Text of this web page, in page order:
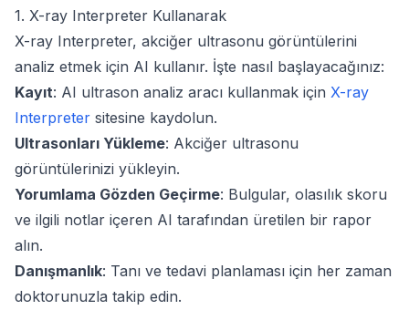
1. X-ray Interpreter Kullanarak
X-ray Interpreter, akciğer ultrasonu görüntülerini
analiz etmek için AI kullanır. İşte nasıl başlayacağınız:
Kayıt: AI ultrason analiz aracı kullanmak için X-ray
Interpreter sitesine kaydolun.
Ultrasonları Yükleme: Akciğer ultrasonu
görüntülerinizi yükleyin.
Yorumlama Gözden Geçirme: Bulgular, olasılık skoru
ve ilgili notlar içeren AI tarafından üretilen bir rapor
alın.
Danışmanlık: Tanı ve tedavi planlaması için her zaman
doktorunuzla takip edin.